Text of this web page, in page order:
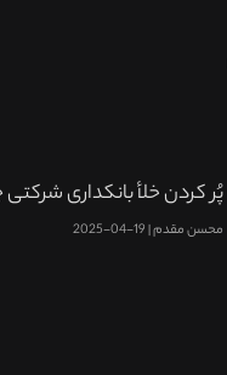
پُر کردن خلأ بانکداری
محسن مقدم 19-04-2025